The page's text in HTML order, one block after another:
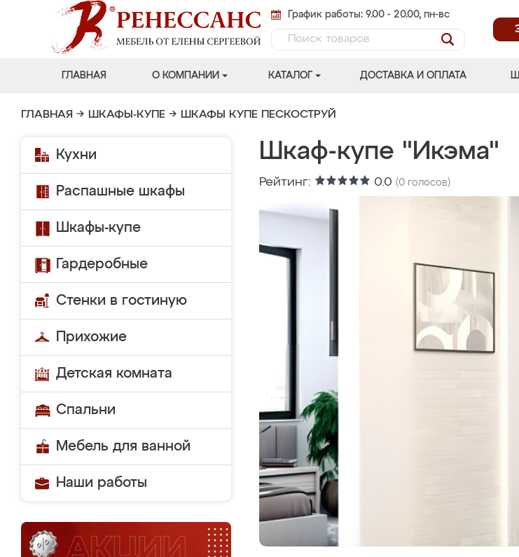
График работы: 9.00 - 20.00, пн-вс
ГЛАВНАЯ О КОМПАНИИ КАТАЛОГ ДОСТАВКА И ОПЛАТА
ГЛАВНАЯ → ШКАФЫ-КУПЕ → ШКАФЫ КУПЕ ПЕСКОСТРУЙ
Кухни
Распашные шкафы
Шкафы-купе
Гардеробные
Стенки в гостиную
Прихожие
Детская комната
Спальни
Мебель для ванной
Наши работы
Шкаф-купе "Икэма"
Рейтинг: 0.0 (0 голосов)